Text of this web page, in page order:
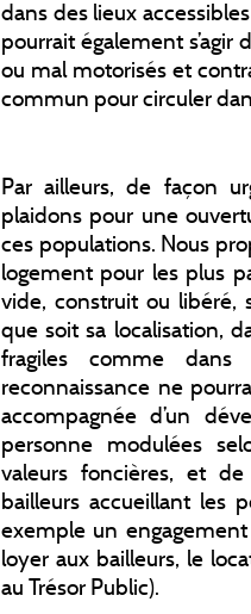
dans des lieux
pourrait également s’agir
ou mal motorisés et
commun pour circuler
Par ailleurs, de façon
plaidons pour une
ces populations. Nous
logement pour les plus
vide, construit ou libéré,
que soit sa localisation,
fragiles comme
reconnaissance ne
accompagnée d’un
personne modulées
valeurs foncières, et
bailleurs accueillant les
exemple un
loyer aux bailleurs, le
au Trésor Public).